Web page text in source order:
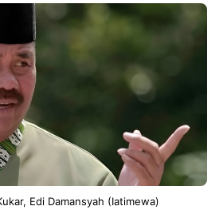
Edi Damansyah (Iatimewa)